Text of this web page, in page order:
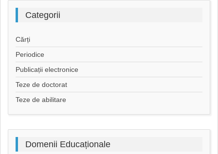
Categorii
Cărți
Periodice
Publicații electronice
Teze de doctorat
Teze de abilitare
Domenii Educaționale